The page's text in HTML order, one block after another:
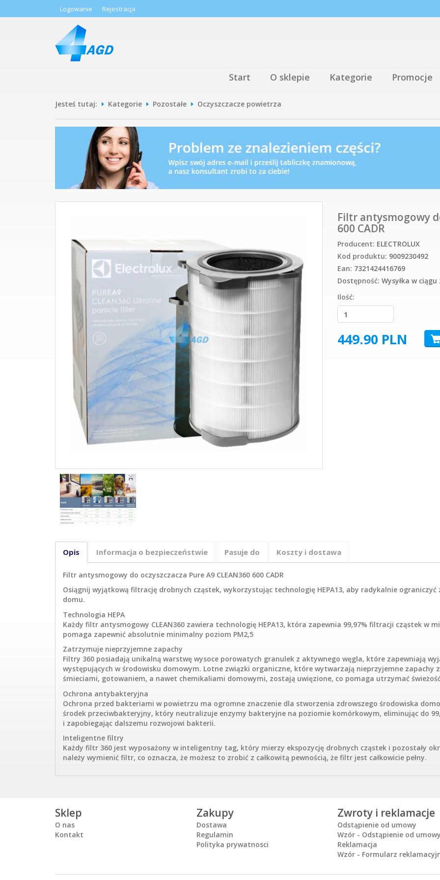
Logowanie Rejestracja
Start O sklepie Kategorie Promocje
Jesteś tutaj: Kategorie Pozostałe Oczyszczacze powietrza
Filtr antysmogowy
600 CADR
Producent: ELECTROLUX
Kod produktu: 9009230492
Ean: 7321424416769
Dostępność: Wysyłka w ciągu
Ilość:
449.90 PLN
Opis Informacja o bezpieczeństwie Pasuje do Koszty i dostawa
Filtr antysmogowy do oczyszczacza Pure A9 CLEAN360 600 CADR
Osiągnij wyjątkową filtrację drobnych cząstek, wykorzystując technologię HEPA13, aby radykalnie ograniczyć
domu.
Technologia HEPA
Każdy filtr antysmogowy CLEAN360 zawiera technologię HEPA13, która zapewnia 99,97% filtracji cząstek w
pomaga zapewnić absolutnie minimalny poziom PM2,5
Zatrzymuje nieprzyjemne zapachy
Filtry 360 posiadają unikalną warstwę wysoce porowatych granulek z aktywnego węgla, które zapewniają
występujących w środowisku domowym. Lotne związki organiczne, które wytwarzają nieprzyjemne zapachy
śmieciami, gotowaniem, a nawet chemikaliami domowymi, zostają uwięzione, co pomaga utrzymać
Ochrona antybakteryjna
Ochrona przed bakteriami w powietrzu ma ogromne znaczenie dla stworzenia zdrowszego środowiska
środek przeciwbakteryjny, który neutralizuje enzymy bakteryjne na poziomie komórkowym, eliminując do
i zapobiegając dalszemu rozwojowi bakterii.
Inteligentne filtry
Każdy filtr 360 jest wyposażony w inteligentny tag, który mierzy ekspozycję drobnych cząstek i pozostały
należy wymienić filtr, co oznacza, że ​​możesz to zrobić z całkowitą pewnością, że filtr jest całkowicie pełny.
Sklep
O nas
Kontakt
Zakupy
Dostawa
Regulamin
Polityka prywatnosci
Zwroty i reklamacje
Odstąpienie od umowy
Wzór - Odstąpienie od
Reklamacja
Wzór - Formularz